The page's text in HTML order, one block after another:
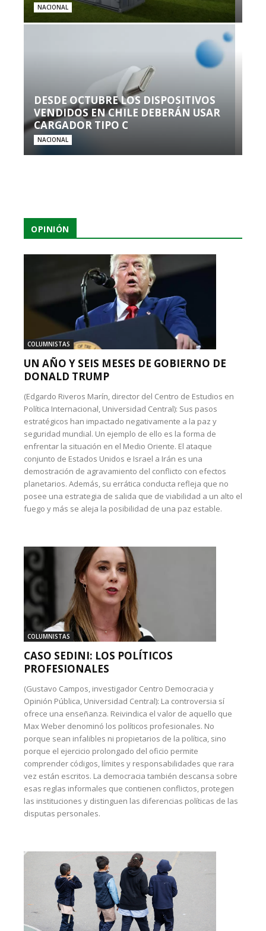
NACIONAL
DESDE OCTUBRE LOS DISPOSITIVOS
VENDIDOS EN CHILE DEBERÁN USAR
CARGADOR TIPO C
NACIONAL
OPINIÓN
COLUMNISTAS
UN AÑO Y SEIS MESES DE GOBIERNO DE
DONALD TRUMP
(Edgardo Riveros Marín, director del Centro de Estudios en
Política Internacional, Universidad Central): Sus pasos
estratégicos han impactado negativamente a la paz y
seguridad mundial. Un ejemplo de ello es la forma de
enfrentar la situación en el Medio Oriente. El ataque
conjunto de Estados Unidos e Israel a Irán es una
demostración de agravamiento del conflicto con efectos
planetarios. Además, su errática conducta refleja que no
posee una estrategia de salida que de viabilidad a un alto el
fuego y más se aleja la posibilidad de una paz estable.
COLUMNISTAS
CASO SEDINI: LOS POLÍTICOS
PROFESIONALES
(Gustavo Campos, investigador Centro Democracia y
Opinión Pública, Universidad Central): La controversia sí
ofrece una enseñanza. Reivindica el valor de aquello que
Max Weber denominó los políticos profesionales. No
porque sean infalibles ni propietarios de la política, sino
porque el ejercicio prolongado del oficio permite
comprender códigos, límites y responsabilidades que rara
vez están escritos. La democracia también descansa sobre
esas reglas informales que contienen conflictos, protegen
las instituciones y distinguen las diferencias políticas de las
disputas personales.